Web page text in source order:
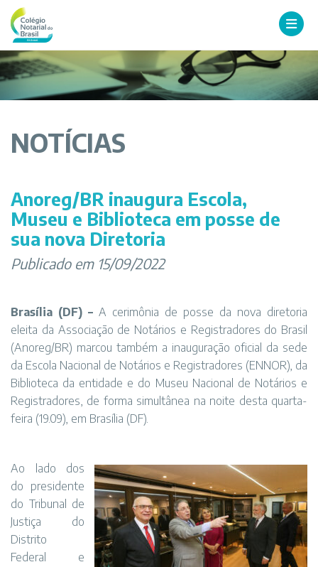
NOTÍCIAS
Anoreg/BR inaugura Escola,
Museu e Biblioteca em posse de
sua nova Diretoria
Publicado em 15/09/2022
Brasília (DF) – A cerimônia de posse da nova diretoria
eleita da Associação de Notários e Registradores do Brasil
(Anoreg/BR) marcou também a inauguração oficial da sede
da Escola Nacional de Notários e Registradores (ENNOR), da
Biblioteca da entidade e do Museu Nacional de Notários e
Registradores, de forma simultânea na noite desta quarta-
feira (19.09), em Brasília (DF).
Ao lado dos
do presidente
do Tribunal de
Justiça do
Distrito
Federal e